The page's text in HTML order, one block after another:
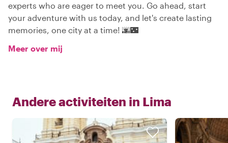
experts who are eager to meet you. Go ahead, start
your adventure with us today, and let's create lasting
memories, one city at a time! 🌆🌃
Meer over mij
Andere activiteiten in Lima